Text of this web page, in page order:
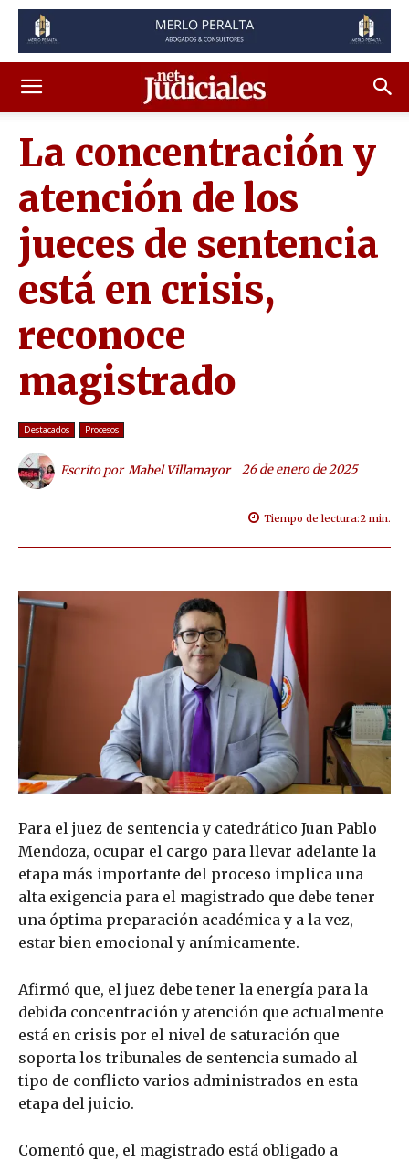
La concentración y
atención de los
jueces de sentencia
está en crisis,
reconoce
magistrado
Destacados Procesos
Escrito por Mabel Villamayor 26 de enero de 2025
Tiempo de lectura:2 min.
Para el juez de sentencia y catedrático Juan Pablo
Mendoza, ocupar el cargo para llevar adelante la
etapa más importante del proceso implica una
alta exigencia para el magistrado que debe tener
una óptima preparación académica y a la vez,
estar bien emocional y anímicamente.
Afirmó que, el juez debe tener la energía para la
debida concentración y atención que actualmente
está en crisis por el nivel de saturación que
soporta los tribunales de sentencia sumado al
tipo de conflicto varios administrados en esta
etapa del juicio.
Comentó que, el magistrado está obligado a